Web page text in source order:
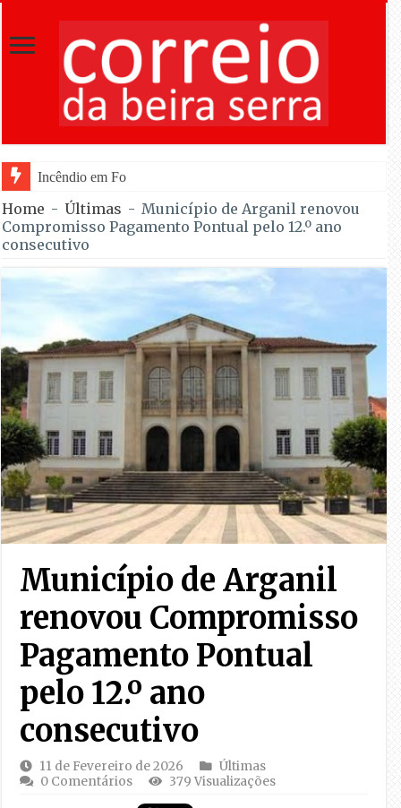
Incêndio em Fornos de Algodres dominado após co
Home - Últimas - Município de Arganil renovou
Compromisso Pagamento Pontual pelo 12.º ano
consecutivo
Município de Arganil
renovou Compromisso
Pagamento Pontual
pelo 12.º ano
consecutivo
11 de Fevereiro de 2026
Últimas
0 Comentários
379 Visualizações